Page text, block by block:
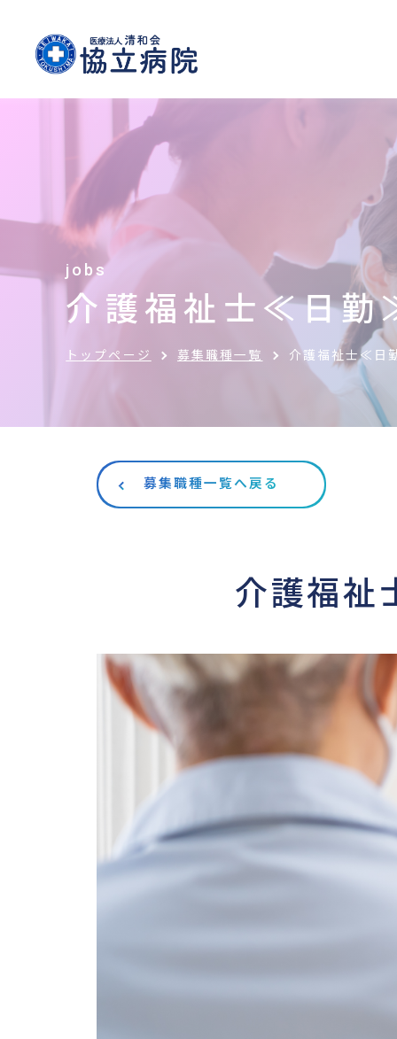
jobs
介護福祉士≪日勤
トップページ 募集職種一覧 介護福祉士≪日
募集職種一覧へ戻る
介護福